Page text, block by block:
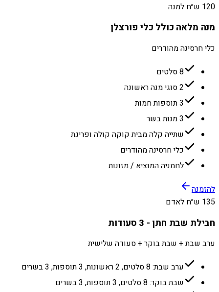
120 ש״ח למנה
מנה מלאה כולל כלי פורצלן
כלי חרסינה מהודרים
8 סלטים
2 סוגי מנה ראשונה
3 תוספות חמות
3 מנות בשר
שתייה קלה מבית קוקה קולה ופריגת
כלי חרסינה מהודרים
לחמניה המוציא / מזונות
להזמנה
135 ש״ח לאדם
חבילת שבת חתן - 3 סעודות
ערב שבת + שבת בוקר + סעודה שלישית
ערב שבת: 8 סלטים, 2 ראשונות, 3 תוספות, 3 בשרים
שבת בוקר: 8 סלטים, 3 תוספות, 3 בשרים